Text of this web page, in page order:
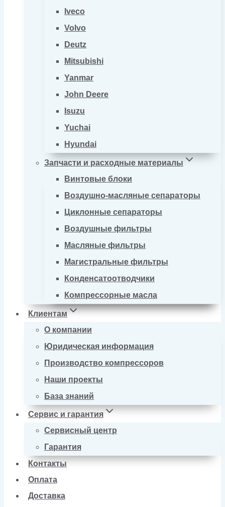
Iveco
Volvo
Deutz
Mitsubishi
Yanmar
John Deere
Isuzu
Yuchai
Hyundai
Запчасти и расходные материалы
Винтовые блоки
Воздушно-масляные сепараторы
Циклонные сепараторы
Воздушные фильтры
Масляные фильтры
Магистральные фильтры
Конденсатоотводчики
Компрессорные масла
Клиентам
О компании
Юридическая информация
Производство компрессоров
Наши проекты
База знаний
Сервис и гарантия
Сервисный центр
Гарантия
Контакты
Оплата
Доставка